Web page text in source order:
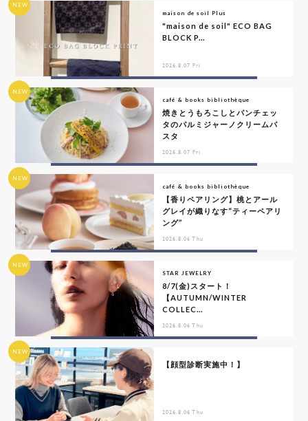
NEW
maison de soil Plus
"maison de soil" ECO BAG
BLOCK P...
2026.8.07 Fri
NEW
café & books bibliothèque
焼きとうもろこしとパンチェッ
タのパルミジャーノクリームパ
スタ
2026.8.07 Fri
NEW
café & books bibliothèque
【香りペアリング】桃とアール
グレイが織りなす“ティーペアリ
ング”
2026.8.06 Thu
NEW
STAR JEWELRY
8/7(金)スタート！
【AUTUMN/WINTER
COLLEC...
2026.8.06 Thu
NEW
【顔型診断実施中！】
2026.8.06 Thu